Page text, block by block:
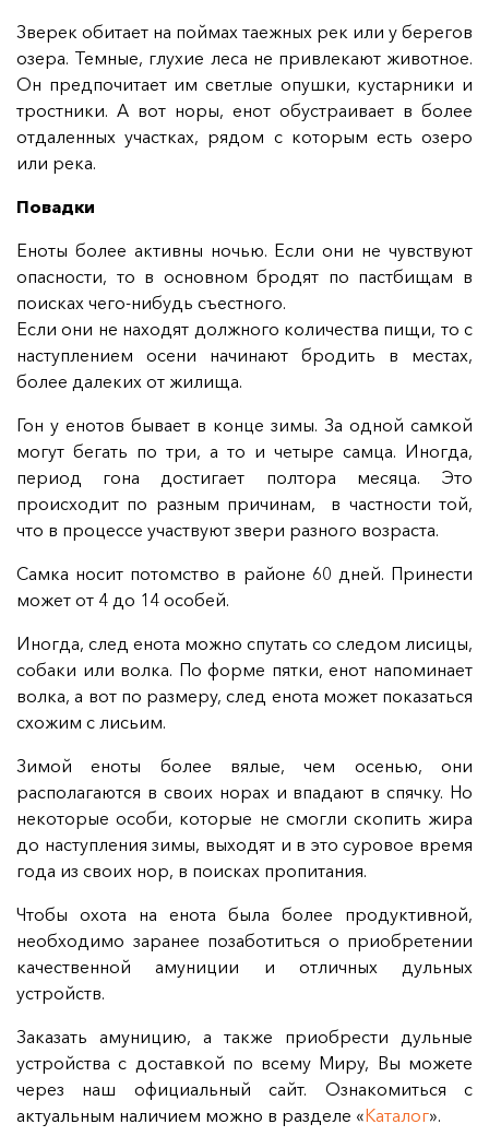
Зверек обитает на поймах таежных рек или у берегов
озера. Темные, глухие леса не привлекают животное.
Он предпочитает им светлые опушки, кустарники и
тростники. А вот норы, енот обустраивает в более
отдаленных участках, рядом с которым есть озеро
или река.
Повадки
Еноты более активны ночью. Если они не чувствуют
опасности, то в основном бродят по пастбищам в
поисках чего-нибудь съестного.
Если они не находят должного количества пищи, то с
наступлением осени начинают бродить в местах,
более далеких от жилища.
Гон у енотов бывает в конце зимы. За одной самкой
могут бегать по три, а то и четыре самца. Иногда,
период гона достигает полтора месяца. Это
происходит по разным причинам, в частности той,
что в процессе участвуют звери разного возраста.
Самка носит потомство в районе 60 дней. Принести
может от 4 до 14 особей.
Иногда, след енота можно спутать со следом лисицы,
собаки или волка. По форме пятки, енот напоминает
волка, а вот по размеру, след енота может показаться
схожим с лисьим.
Зимой еноты более вялые, чем осенью, они
располагаются в своих норах и впадают в спячку. Но
некоторые особи, которые не смогли скопить жира
до наступления зимы, выходят и в это суровое время
года из своих нор, в поисках пропитания.
Чтобы охота на енота была более продуктивной,
необходимо заранее позаботиться о приобретении
качественной амуниции и отличных дульных
устройств.
Заказать амуницию, а также приобрести дульные
устройства с доставкой по всему Миру, Вы можете
через наш официальный сайт. Ознакомиться с
актуальным наличием можно в разделе «Каталог».